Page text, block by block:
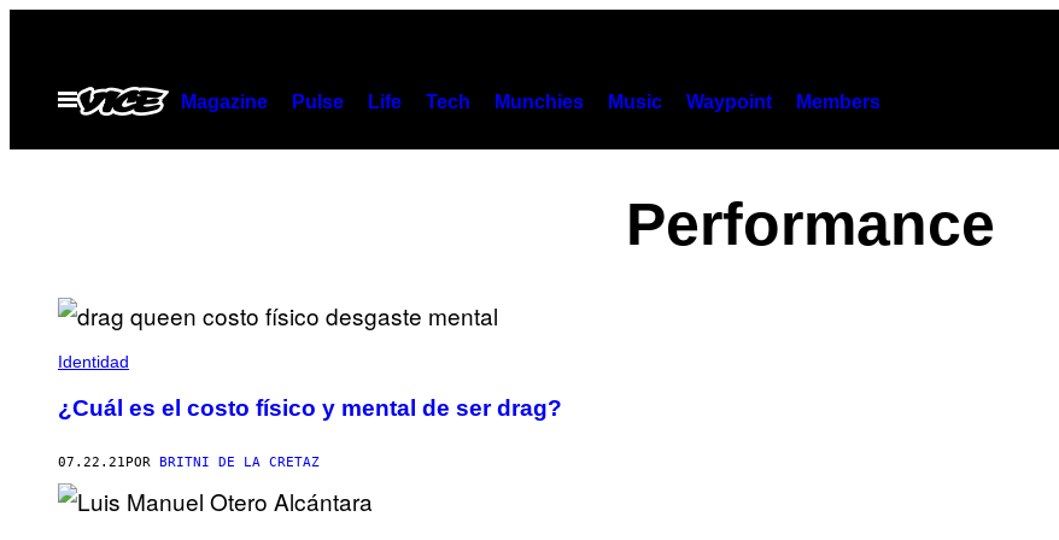
contenido
Abrir
Menú
Magazine Pulse Life Tech Munchies Music Waypoint Members
Performance
Identidad
¿Cuál es el costo físico y mental de ser drag?
07.22.21 POR BRITNI DE LA CRETAZ